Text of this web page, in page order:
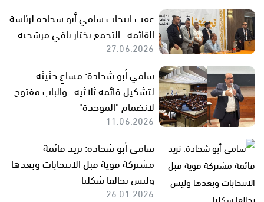
عقب انتخاب سامي أبو شحادة لرئاسة
القائمة.. التجمع يختار باقي مرشحيه
27.06.2026
سامي أبو شحادة: مساعٍ حثيثة
لتشكيل قائمة ثلاثية.. والباب مفتوح
لانضمام "الموحدة"
11.06.2026
سامي أبو شحادة: نريد قائمة
مشتركة قوية قبل الانتخابات وبعدها
وليس تحالفا شكليا
26.01.2026